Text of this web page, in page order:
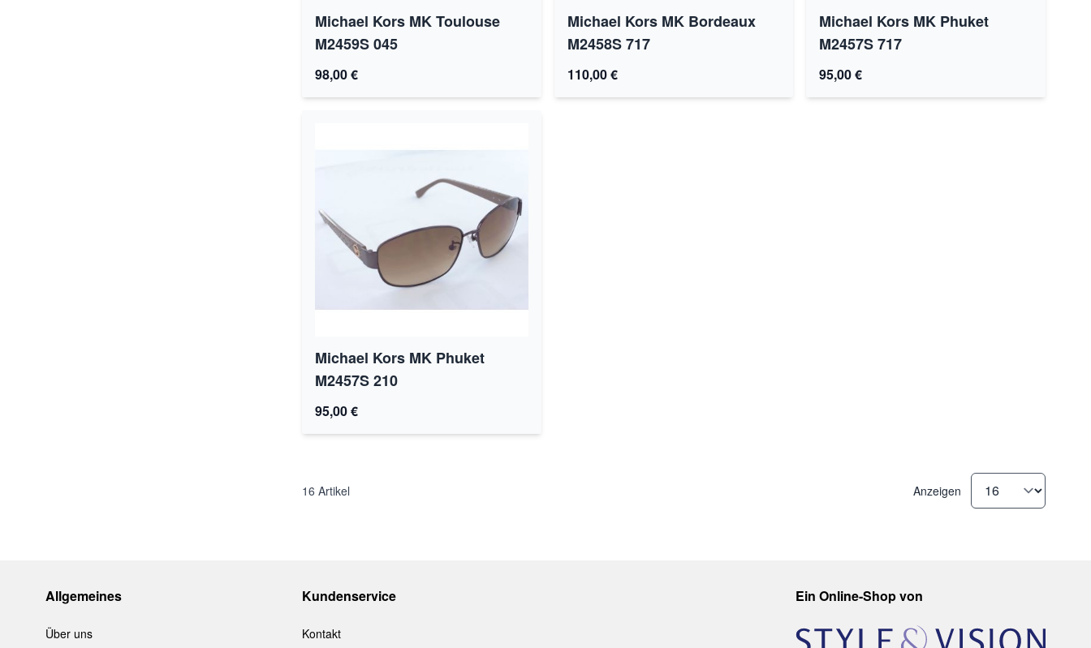
Michael Kors MK Toulouse
M2459S 045
98,00 €
Michael Kors MK Bordeaux
M2458S 717
110,00 €
Michael Kors MK Phuket
M2457S 717
95,00 €
Michael Kors MK Phuket
M2457S 210
95,00 €
16 Artikel Anzeigen
Allgemeines
Über uns
Kundenservice
Kontakt
Ein Online-Shop von